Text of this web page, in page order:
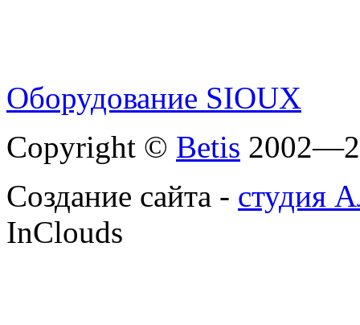
Оборудование SIOUX
Copyright © Betis
Создание сайта - студия
InClouds